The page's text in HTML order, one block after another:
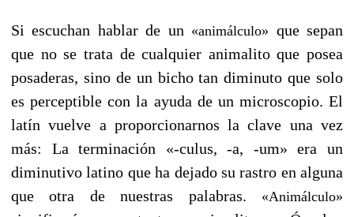
Si escuchan hablar de un «animálculo» que sepan
que no se trata de cualquier animalito que posea
posaderas, sino de un bicho tan diminuto que solo
es perceptible con la ayuda de un microscopio. El
latín vuelve a proporcionarnos la clave una vez
más: La terminación «-culus, -a, -um» era un
diminutivo latino que ha dejado su rastro en alguna
que otra de nuestras palabras. «Animálculo»